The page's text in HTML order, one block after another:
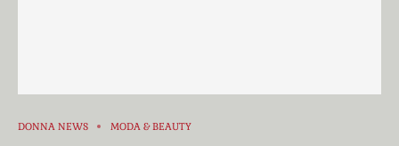
DONNA NEWS MODA & BEAUTY